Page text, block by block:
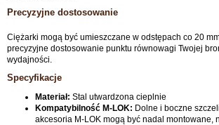
Precyzyjne dostosowanie
Ciężarki mogą być umieszczane w odstępach co 20
precyzyjne dostosowanie punktu równowagi Twojej
wydajności.
Specyfikacje
Materiał: Stal utwardzona cieplnie
Kompatybilność M-LOK: Dolne i boczne
akcesoria M-LOK mogą być nadal montowane,